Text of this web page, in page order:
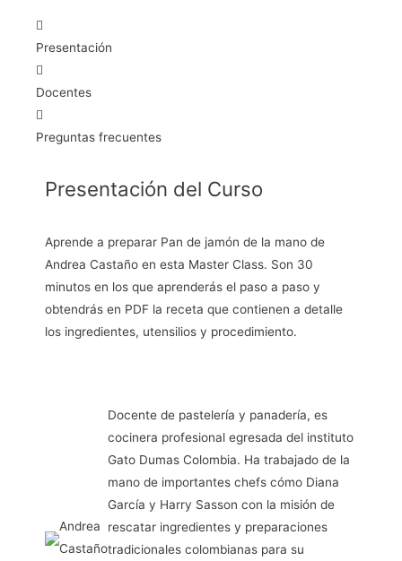
Presentación
Docentes
Preguntas frecuentes
Presentación del Curso
Aprende a preparar Pan de jamón de la mano de
Andrea Castaño en esta Master Class. Son 30
minutos en los que aprenderás el paso a paso y
obtendrás en PDF la receta que contienen a detalle
los ingredientes, utensilios y procedimiento.
Andrea
Castaño
Docente de pastelería y panadería, es
cocinera profesional egresada del instituto
Gato Dumas Colombia. Ha trabajado de la
mano de importantes chefs cómo Diana
García y Harry Sasson con la misión de
rescatar ingredientes y preparaciones
tradicionales colombianas para su